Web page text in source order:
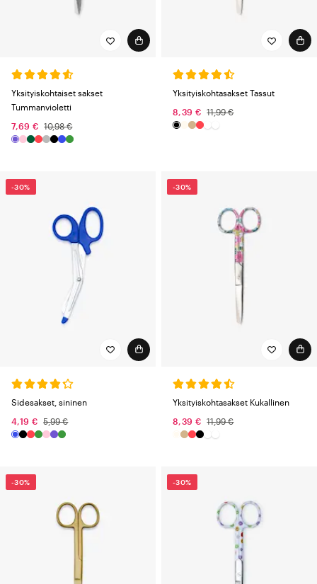
Yksityiskohtaiset sakset
Tummanvioletti
7,69 €
10,98 €
Yksityiskohtasakset Tassut
8,39 €
11,99 €
-30%
Sidesakset, sininen
4,19 €
5,99 €
-30%
Yksityiskohtasakset Kukallinen
8,39 €
11,99 €
-30% -30%